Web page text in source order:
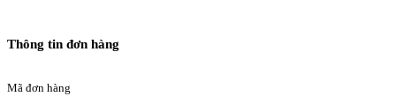
Thông tin đơn hàng
Mã đơn hàng